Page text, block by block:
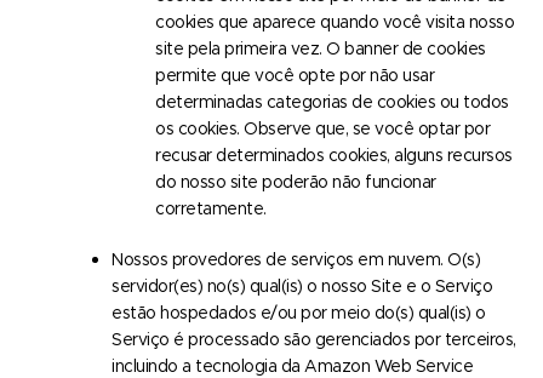
cookies que aparece quando você visita nosso
site pela primeira vez. O banner de cookies
permite que você opte por não usar
determinadas categorias de cookies ou todos
os cookies. Observe que, se você optar por
recusar determinados cookies, alguns recursos
do nosso site poderão não funcionar
corretamente.
Nossos provedores de serviços em nuvem. O(s)
servidor(es) no(s) qual(is) o nosso Site e o Serviço
estão hospedados e/ou por meio do(s) qual(is) o
Serviço é processado são gerenciados por terceiros,
incluindo a tecnologia da Amazon Web Service